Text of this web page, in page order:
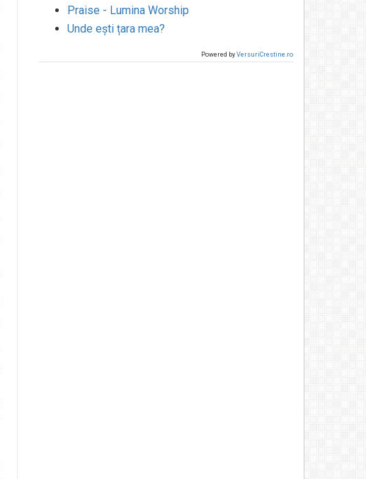
Praise - Lumina Worship
Unde ești țara mea?
Powered by VersuriCrestine.ro